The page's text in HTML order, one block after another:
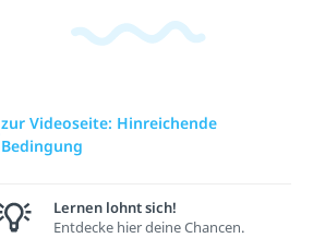
zur Videoseite: Hinreichende
Bedingung
Lernen lohnt sich!
Entdecke hier deine Chancen.